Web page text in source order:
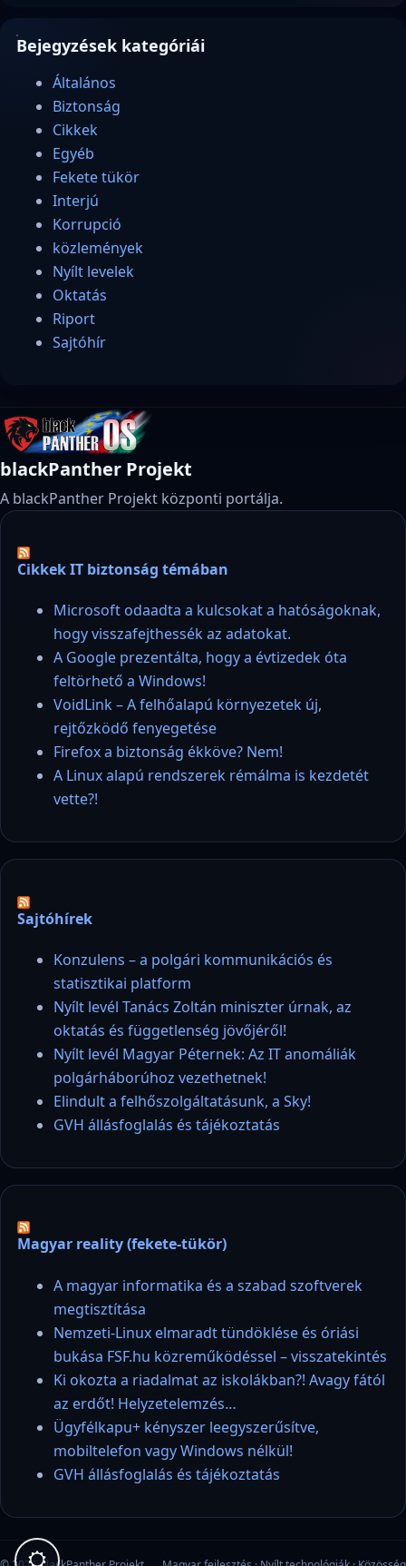
Bejegyzések kategóriái
Általános
Biztonság
Cikkek
Egyéb
Fekete tükör
Interjú
Korrupció
közlemények
Nyílt levelek
Oktatás
Riport
Sajtóhír
blackPanther Projekt
A blackPanther Projekt központi portálja.
Cikkek IT biztonság témában
Microsoft odaadta a kulcsokat a hatóságoknak,
hogy visszafejthessék az adatokat.
A Google prezentálta, hogy a évtizedek óta
feltörhető a Windows!
VoidLink – A felhőalapú környezetek új,
rejtőzködő fenyegetése
Firefox a biztonság ékköve? Nem!
A Linux alapú rendszerek rémálma is kezdetét
vette?!
Sajtóhírek
Konzulens – a polgári kommunikációs és
statisztikai platform
Nyílt levél Tanács Zoltán miniszter úrnak, az
oktatás és függetlenség jövőjéről!
Nyílt levél Magyar Péternek: Az IT anomáliák
polgárháborúhoz vezethetnek!
Elindult a felhőszolgáltatásunk, a Sky!
GVH állásfoglalás és tájékoztatás
Magyar reality (fekete-tükör)
A magyar informatika és a szabad szoftverek
megtisztítása
Nemzeti-Linux elmaradt tündöklése és óriási
bukása FSF.hu közreműködéssel – visszatekintés
Ki okozta a riadalmat az iskolákban?! Avagy fától
az erdőt! Helyzetelemzés…
Ügyfélkapu+ kényszer leegyszerűsítve,
mobiltelefon vagy Windows nélkül!
GVH állásfoglalás és tájékoztatás